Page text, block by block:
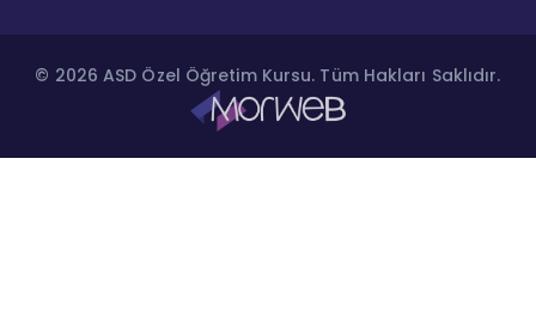
© 2026 ASD Özel Öğretim Kursu. Tüm Hakları Saklıdır.